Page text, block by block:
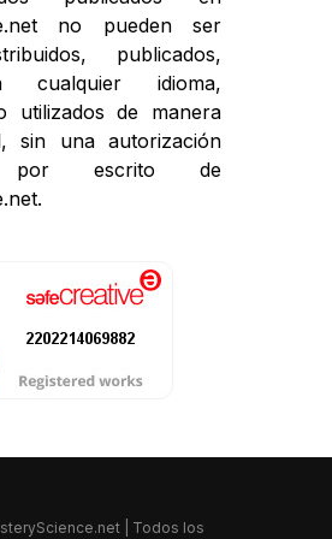
no pueden ser
publicados,
cualquier idioma,
utilizados de manera
sin una autorización
escrito de
| Todos los